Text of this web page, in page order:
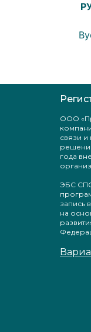
ООО
связи
года
ЭБС
запись
на